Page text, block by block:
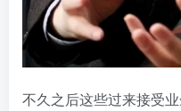
不久之后这些过来接受